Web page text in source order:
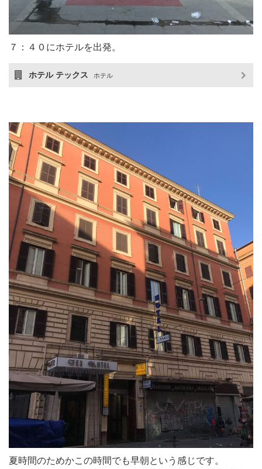
７：４０にホテルを出発。
ホテル テックス ホテル
夏時間のためかこの時間でも早朝という感じです。